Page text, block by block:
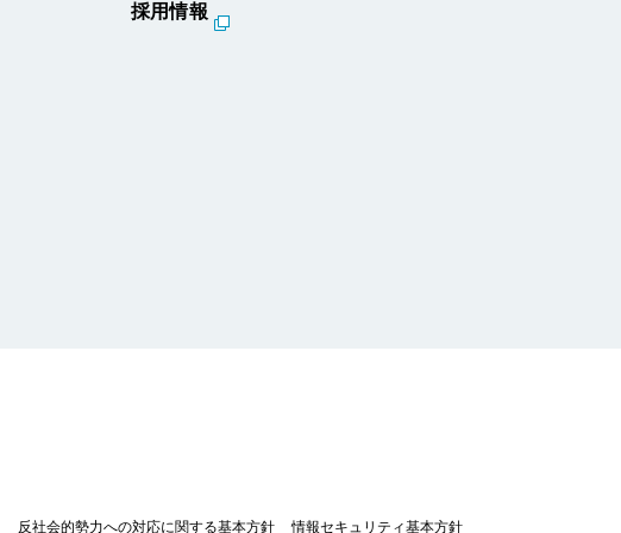
採用情報
反社会的勢力への対応に関する基本方針 情報セキュリティ基本方針